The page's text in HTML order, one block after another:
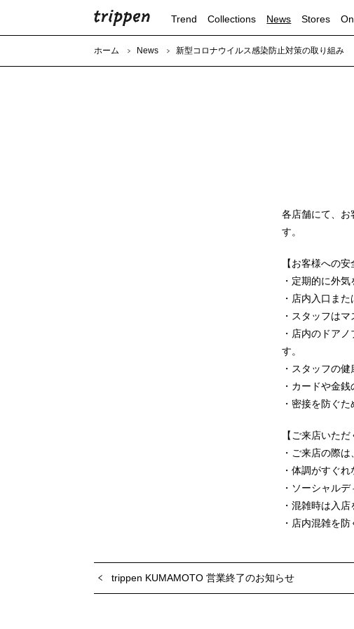
Trend Collections News Stores
ホーム News 新型コロナウイルス感染防止対策の取り組み
各店舗にて、お
す。
【お客様への安
・定期的に外
・店内入口ま
・スタッフは
・店内のドア
す。
・スタッフの
・カードや金
・密接を防ぐ
【ご来店いた
・ご来店の際
・体調がすぐ
・ソーシャル
・混雑時は入
・店内混雑を
trippen KUMAMOTO 営業終了のお知らせ